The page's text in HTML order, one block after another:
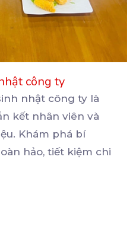
công ty
nhật công ty là
kết nhân viên và
Khám phá bí
hảo, tiết kiệm chi